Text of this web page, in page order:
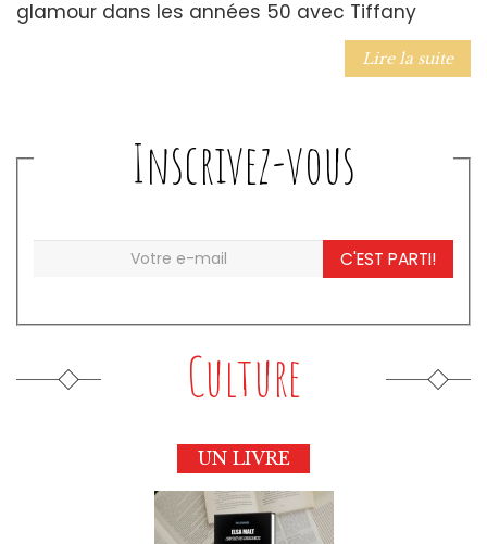
glamour dans les années 50 avec Tiffany
Lire la suite
Inscrivez-vous
C'EST PARTI!
Culture
UN LIVRE